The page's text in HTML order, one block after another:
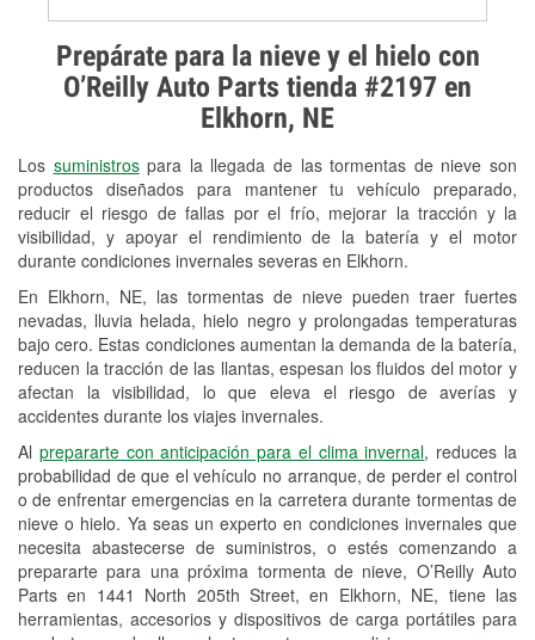
Prepárate para la nieve y el hielo con
O’Reilly Auto Parts tienda #2197 en
Elkhorn, NE
Los suministrospara la llegada de las tormentas de nieve son
productos diseñados para mantener tu vehículo preparado,
reducir el riesgo de fallas por el frío, mejorar la tracción y la
visibilidad, y apoyar el rendimiento de la batería y el motor
durante condiciones invernales severas en Elkhorn.
En Elkhorn, NE, las tormentas de nieve pueden traer fuertes
nevadas, lluvia helada, hielo negro y prolongadas temperaturas
bajo cero. Estas condiciones aumentan la demanda de la batería,
reducen la tracción de las llantas, espesan los fluidos del motor y
afectan la visibilidad, lo que eleva el riesgo de averías y
accidentes durante los viajes invernales.
Al prepararte con anticipación para el clima invernal, reduces la
probabilidad de que el vehículo no arranque, de perder el control
o de enfrentar emergencias en la carretera durante tormentas de
nieve o hielo. Ya seas un experto en condiciones invernales que
necesita abastecerse de suministros, o estés comenzando a
prepararte para una próxima tormenta de nieve, O’Reilly Auto
Parts en 1441 North 205th Street, en Elkhorn, NE, tiene las
herramientas, accesorios y dispositivos de carga portátiles para
Prueba de alternadores y
arrancadores
Revisión de la luz "Check Engine"
Reciclaje de baterías y aceite
Instalación de bombillas de faros
Instalación de limpiaparabrisas
Programa de Préstamo de
Herramientas
Rectificación de tambores y discos de
freno
Mangueras hidráulicas a la medida
Snowstorm Supplies
Tornado Supplies
Conoce más